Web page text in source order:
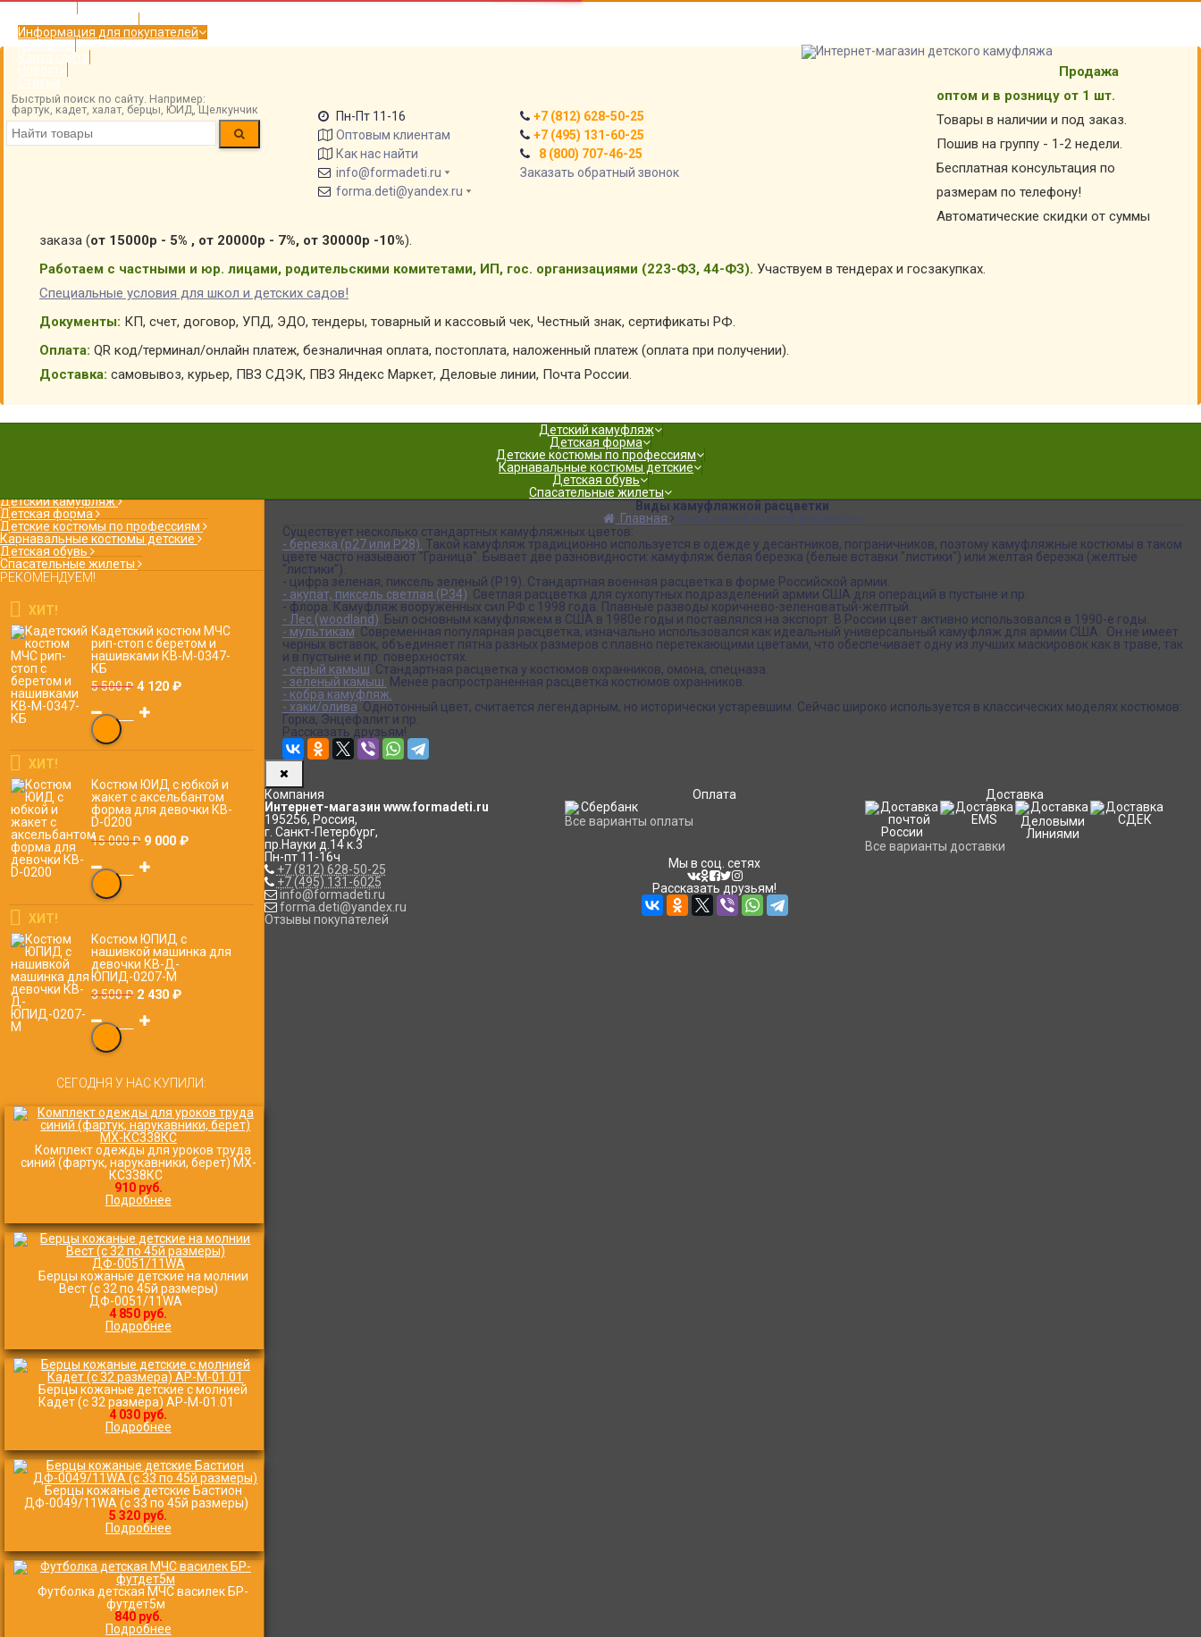
Информация для покупателей
Контакты
Карта сайта
Новости
Статьи
Быстрый поиск по сайту. Например:
фартук, кадет, халат, берцы, ЮИД, Щелкунчик
Пн-Пт 11-16
Оптовым клиентам
Как нас найти
info@formadeti.ru
forma.deti@yandex.ru
+7 (812) 628-50-25
+7 (495) 131-60-25
8 (800) 707-46-25
Заказать обратный звонок
Продажа
оптом и в розницу от 1 шт.
Товары в наличии и под заказ.
Пошив на группу - 1-2 недели.
Бесплатная консультация по
размерам по телефону!
Автоматические скидки от суммы
заказа (от 15000р - 5% , от 20000р - 7%, от 30000р -10%).
Работаем с частными и юр. лицами, родительскими комитетами, ИП, гос. организациями (223-ФЗ, 44-ФЗ). Участвуем в тендерах и госзакупках.
Специальные условия для школ и детских садов!
Документы: КП, счет, договор, УПД, ЭДО, тендеры, товарный и кассовый чек, Честный знак, сертификаты РФ.
Оплата: QR код/терминал/онлайн платеж, безналичная оплата, постоплата, наложенный платеж (оплата при получении).
Доставка: самовывоз, курьер, ПВЗ СДЭК, ПВЗ Яндекс Маркет, Деловые линии, Почта России.
Детский камуфляж
Детская форма
Детские костюмы по профессиям
Карнавальные костюмы детские
Детская обувь
Спасательные жилеты
Детский камуфляж
Детская форма
Детские костюмы по профессиям
Карнавальные костюмы детские
Детская обувь
Спасательные жилеты
РЕКОМЕНДУЕМ!
ХИТ!
Кадетский костюм МЧС
рип-стоп с беретом и
нашивками КВ-M-0347-
КБ
5 500₽ 4 120₽
ХИТ!
Костюм ЮИД с юбкой и
жакет с аксельбантом
форма для девочки КВ-
D-0200
15 000₽ 9 000₽
ХИТ!
Костюм ЮПИД с
нашивкой машинка для
девочки КВ-Д-
ЮПИД-0207-М
3 500₽ 2 430₽
СЕГОДНЯ У НАС КУПИЛИ:
Комплект одежды для уроков труда
синий (фартук, нарукавники, берет) МХ-
КС338КС
910 руб.
Подробнее
Берцы кожаные детские на молнии
Вест (с 32 по 45й размеры)
ДФ-0051/11WA
4 850 руб.
Подробнее
Берцы кожаные детские с молнией
Кадет (с 32 размера) АР-М-01.01
4 030 руб.
Подробнее
Берцы кожаные детские Бастион
ДФ-0049/11WA (с 33 по 45й размеры)
5 320 руб.
Подробнее
Футболка детская МЧС василек БР-
футдет5м
840 руб.
Подробнее
Виды камуфляжной расцветки
Главная
Виды камуфляжной расцветки
Существует несколько стандартных камуфляжных цветов:
- березка (р27 или Р28). Такой камуфляж традиционно используется в одежде у десантников, пограничников, поэтому камуфляжные костюмы в таком
цвете часто называют "Граница". Бывает две разновидности: камуфляж белая березка (белые вставки "листики") или желтая березка (желтые
"листики").
- цифра зеленая, пиксель зеленый (Р19). Стандартная военная расцветка в форме Российской армии.
- акупат, пиксель светлая (Р34) . Светлая расцветка для сухопутных подразделений армии США для операций в пустыне и пр.
- флора. Камуфляж вооруженных сил РФ с 1998 года. Плавные разводы коричнево-зеленоватый-желтый.
- Лес (woodland) . Был основным камуфляжем в США в 1980е годы и поставлялся на экспорт. В России цвет активно использовался в 1990-е годы.
- мультикам . Современная популярная расцветка, изначально использовался как идеальный универсальный камуфляж для армии США. Он не имеет
черных вставок, объединяет пятна разных размеров с плавно перетекающими цветами, что обеспечивает одну из лучших маскировок как в траве, так
и в пустыне и пр. поверхностях.
- серый камыш . Стандартная расцветка у костюмов охранников, омона, спецназа.
- зеленый камыш. Менее распространенная расцветка костюмов охранников.
- кобра камуфляж.
- хаки/олива . Однотонный цвет, считается легендарным, но исторически устаревшим. Сейчас широко используется в классических моделях костюмов:
Горка, Энцефалит и пр.
Рассказать друзьям!
Компания
Интернет-магазин www.formadeti.ru
195256, Россия,
г. Санкт-Петербург,
пр.Науки д.14 к.3
Пн-пт 11-16ч
+7 (812) 628-50-25
+7 (495) 131-6025
info@formadeti.ru
forma.deti@yandex.ru
Отзывы покупателей
Оплата
Все варианты оплаты
Доставка
Все варианты доставки
Мы в соц. сетях
Рассказать друзьям!